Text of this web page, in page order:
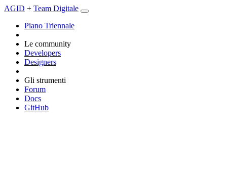
AGID + Team Digitale
Piano Triennale
Le community
Developers
Designers
Gli strumenti
Forum
Docs
GitHub